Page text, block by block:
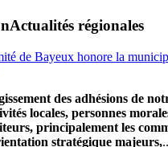
Actualités régionales
de Bayeux honore la
des adhésions de
locales, personnes
principalement les
stratégique majeurs,